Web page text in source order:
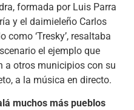
formada por Luis Parra
y el daimieleño Carlos
‘Tresky’, resaltaba
el ejemplo que
a otros municipios con su
a la música en directo.
muchos más pueblos